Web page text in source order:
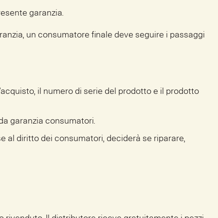
garanzia.
un consumatore finale deve seguire i passaggi
il numero di serie del prodotto e il prodotto
garanzia consumatori.
al diritto dei consumatori, deciderà se riparare,